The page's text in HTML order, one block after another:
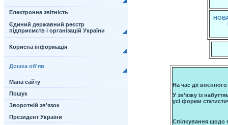
Електронна звітність
Єдиний державний реєстр
підприємств і організацій України
Корисна інформація
Дошка об'яв
Мапа сайту
Пошук
Зворотній зв'язок
Президент України
На час дії
У зв’язку із
усі форми
Спілкування щодо